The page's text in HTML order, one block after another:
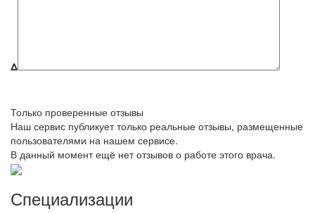
Δ
Только проверенные отзывы
Наш сервис публикует только реальные отзывы, размещенные
пользователями на нашем сервисе.
В данный момент ещё нет отзывов о работе этого врача.
Специализации